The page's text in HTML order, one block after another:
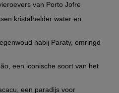
van Porto Jofre
kristalhelder water en
nabij Paraty, omringd
een iconische soort van het
een paradijs voor